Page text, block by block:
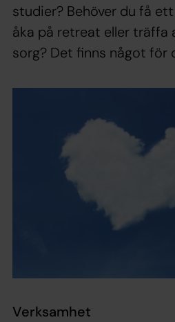
studier? Behöver du få
åka på retreat eller träffa
sorg? Det finns något för
Verksamhet